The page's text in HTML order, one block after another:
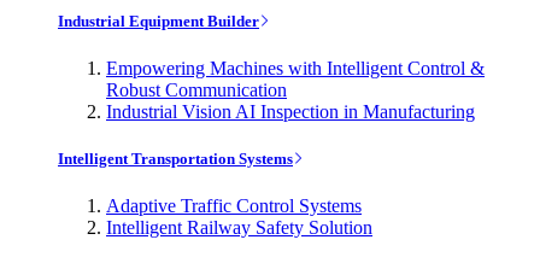
Industrial Equipment Builder
Empowering Machines with Intelligent Control &
Robust Communication
Industrial Vision AI Inspection in Manufacturing
Intelligent Transportation Systems
Adaptive Traffic Control Systems
Intelligent Railway Safety Solution